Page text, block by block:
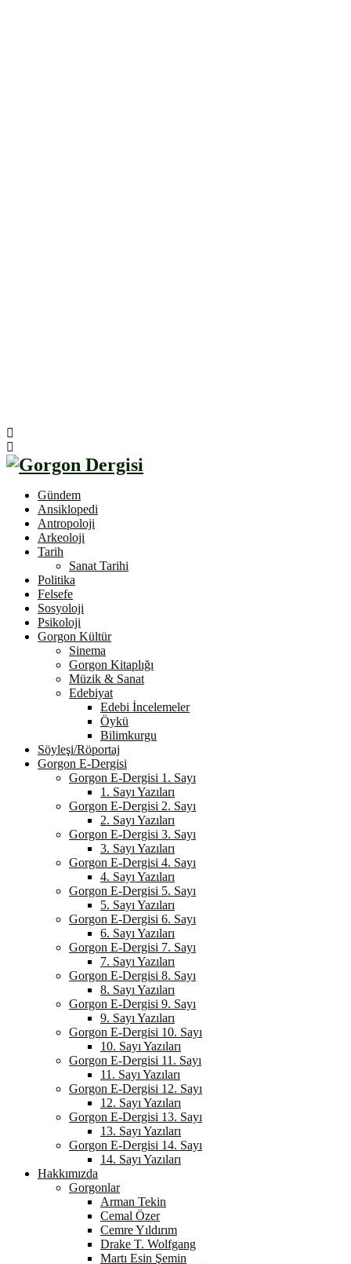
Gündem
Ansiklopedi
Antropoloji
Arkeoloji
Tarih
Sanat Tarihi
Politika
Felsefe
Sosyoloji
Psikoloji
Gorgon Kültür
Sinema
Gorgon Kitaplığı
Müzik & Sanat
Edebiyat
Edebi İncelemeler
Öykü
Bilimkurgu
Söyleşi/Röportaj
Gorgon E-Dergisi
Gorgon E-Dergisi 1. Sayı
1. Sayı Yazıları
Gorgon E-Dergisi 2. Sayı
2. Sayı Yazıları
Gorgon E-Dergisi 3. Sayı
3. Sayı Yazıları
Gorgon E-Dergisi 4. Sayı
4. Sayı Yazıları
Gorgon E-Dergisi 5. Sayı
5. Sayı Yazıları
Gorgon E-Dergisi 6. Sayı
6. Sayı Yazıları
Gorgon E-Dergisi 7. Sayı
7. Sayı Yazıları
Gorgon E-Dergisi 8. Sayı
8. Sayı Yazıları
Gorgon E-Dergisi 9. Sayı
9. Sayı Yazıları
Gorgon E-Dergisi 10. Sayı
10. Sayı Yazıları
Gorgon E-Dergisi 11. Sayı
11. Sayı Yazıları
Gorgon E-Dergisi 12. Sayı
12. Sayı Yazıları
Gorgon E-Dergisi 13. Sayı
13. Sayı Yazıları
Gorgon E-Dergisi 14. Sayı
14. Sayı Yazıları
Hakkımızda
Gorgonlar
Arman Tekin
Cemal Özer
Cemre Yıldırım
Drake T. Wolfgang
Martı Esin Şemin